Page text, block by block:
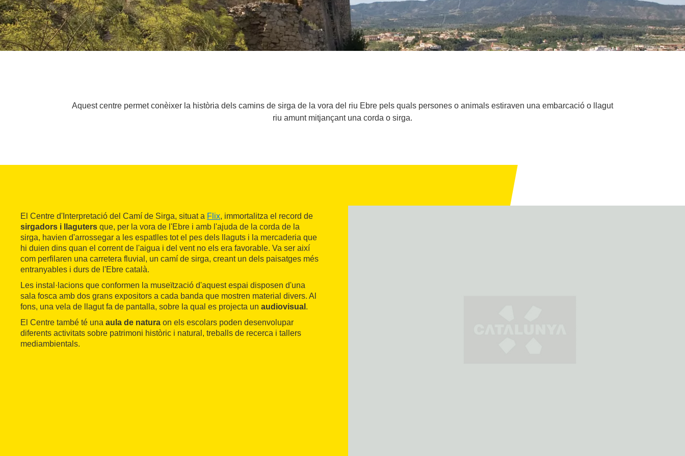
Aquest centre permet conèixer la història dels camins de sirga de la vora del riu Ebre pels quals persones o animals estiraven una embarcació o llagut
riu amunt mitjançant una corda o sirga.
El Centre d'Interpretació del Camí de Sirga, situat a Flix, immortalitza el record de
sirgadors i llaguters que, per la vora de l'Ebre i amb l'ajuda de la corda de la
sirga, havien d'arrossegar a les espatlles tot el pes dels llaguts i la mercaderia que
hi duien dins quan el corrent de l'aigua i del vent no els era favorable. Va ser així
com perfilaren una carretera fluvial, un camí de sirga, creant un dels paisatges més
entranyables i durs de l'Ebre català.
Les instal·lacions que conformen la museïtzació d'aquest espai disposen d'una
sala fosca amb dos grans expositors a cada banda que mostren material divers. Al
fons, una vela de llagut fa de pantalla, sobre la qual es projecta un audiovisual .
El Centre també té una aula de natura on els escolars poden desenvolupar
diferents activitats sobre patrimoni històric i natural, treballs de recerca i tallers
mediambientals.